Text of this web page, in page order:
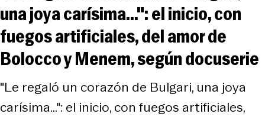
una joya carísima...": el inicio, con
fuegos artificiales, del amor de
Bolocco y Menem, según docuserie
"Le regaló un corazón de Bulgari, una joya
carísima...": el inicio, con fuegos artificiales,